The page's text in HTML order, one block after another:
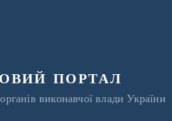
портал
виконавчої влади України